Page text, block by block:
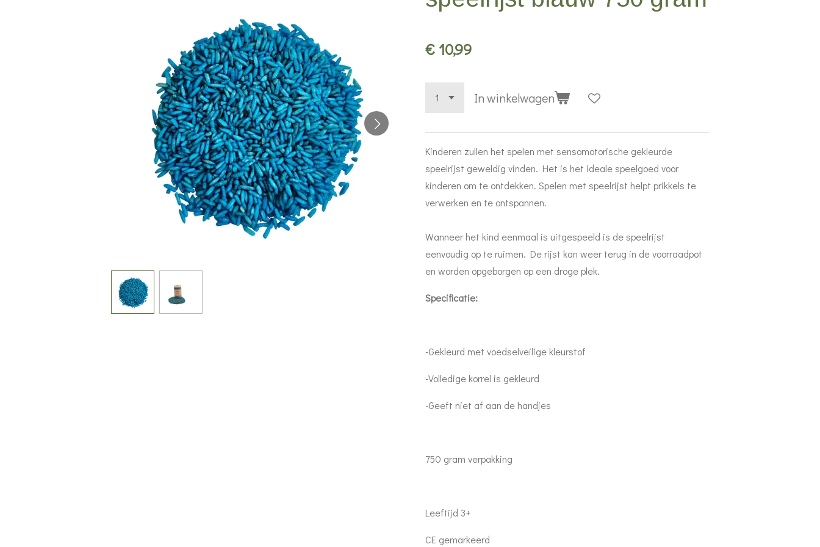
€ 10,99
In winkelwagen
Kinderen zullen het spelen met sensomotorische gekleurde
speelrijst geweldig vinden. Het is het ideale speelgoed voor
kinderen om te ontdekken. Spelen met speelrijst helpt prikkels te
verwerken en te ontspannen.
Wanneer het kind eenmaal is uitgespeeld is de speelrijst
eenvoudig op te ruimen. De rijst kan weer terug in de voorraadpot
en worden opgeborgen op een droge plek.
Specificatie:
-Gekleurd met voedselveilige kleurstof
-Volledige korrel is gekleurd
-Geeft niet af aan de handjes
750 gram verpakking
Leeftijd 3+
CE gemarkeerd